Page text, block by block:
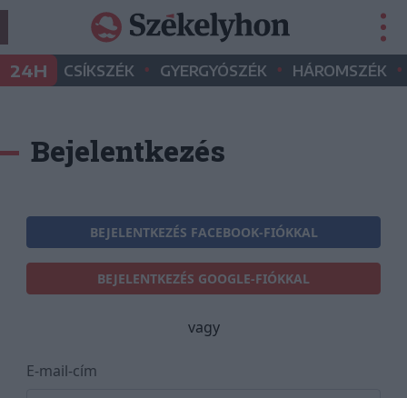
24H CSÍKSZÉK • GYERGYÓSZÉK • HÁROMSZÉK •
Bejelentkezés
BEJELENTKEZÉS FACEBOOK-FIÓKKAL
BEJELENTKEZÉS GOOGLE-FIÓKKAL
vagy
E-mail-cím